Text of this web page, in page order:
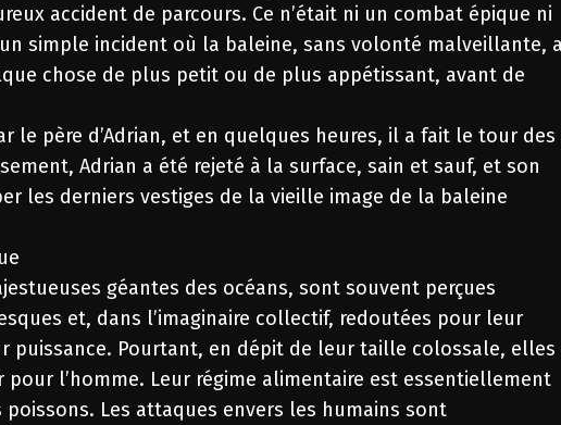
accident de parcours. Ce n’était ni un combat épique ni
simple incident où la baleine, sans volonté malveillante,
chose de plus petit ou de plus appétissant, avant de
le père d’Adrian, et en quelques heures, il a fait le tour des
Adrian a été rejeté à la surface, sain et sauf, et son
les derniers vestiges de la vieille image de la baleine
géantes des océans, sont souvent perçues
et, dans l’imaginaire collectif, redoutées pour leur
puissance. Pourtant, en dépit de leur taille colossale, elles
l’homme. Leur régime alimentaire est essentiellement
Les attaques envers les humains sont